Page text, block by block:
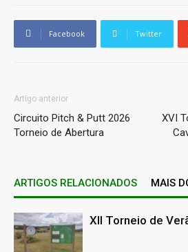
Facebook Twitter
Artigo anterior
Circuito Pitch & Putt 2026
Torneio de Abertura
XVI
ARTIGOS RELACIONADOS MAIS
XII Torneio de